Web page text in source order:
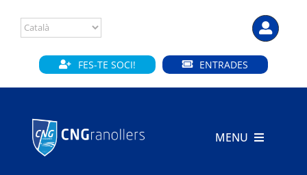
content
FES-TE SOCI! ENTRADES
MENU